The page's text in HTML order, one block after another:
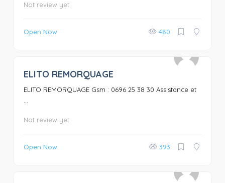
Not review yet
Open Now 480
ELITO REMORQUAGE
ELITO REMORQUAGE Gsm : 0696 25 38 30 Assistance et
Not review yet
Open Now 393